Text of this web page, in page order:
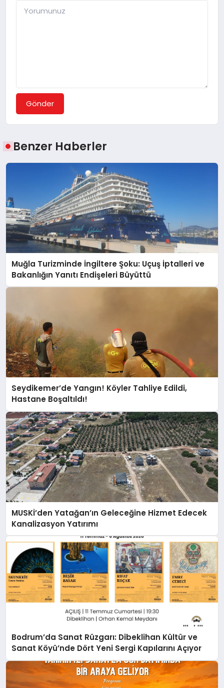
Gönder
Benzer Haberler
Muğla Turizminde İngiltere Şoku: Uçuş İptalleri ve
Bakanlığın Yanıtı Endişeleri Büyüttü
Seydikemer’de Yangın! Köyler Tahliye Edildi,
Hastane Boşaltıldı!
MUSKİ’den Yatağan’ın Geleceğine Hizmet Edecek
Kanalizasyon Yatırımı
Bodrum’da Sanat Rüzgarı: Dibeklihan Kültür ve
Sanat Köyü’nde Dört Yeni Sergi Kapılarını Açıyor